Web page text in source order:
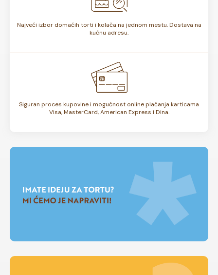
Najveći izbor domaćih torti i kolača na jednom mestu. Dostava na
kućnu adresu.
Siguran proces kupovine i mogućnost online plaćanja karticama
Visa, MasterCard, American Express i Dina.